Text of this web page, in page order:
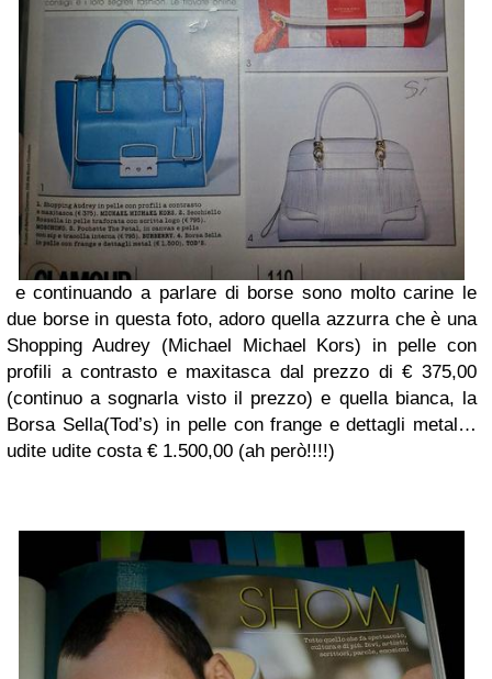
e continuando a parlare di borse sono molto carine le
due borse in questa foto, adoro quella azzurra che è una
Shopping Audrey (Michael Michael Kors) in pelle con
profili a contrasto e maxitasca dal prezzo di € 375,00
(continuo a sognarla visto il prezzo) e quella bianca, la
Borsa Sella(Tod’s) in pelle con frange e dettagli metal…
udite udite costa € 1.500,00 (ah però!!!!)